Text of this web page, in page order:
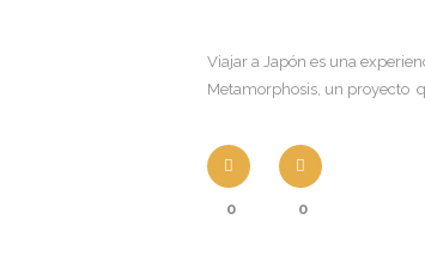
Viajar a Japón es una
Metamorphosis, un proyecto
0 0